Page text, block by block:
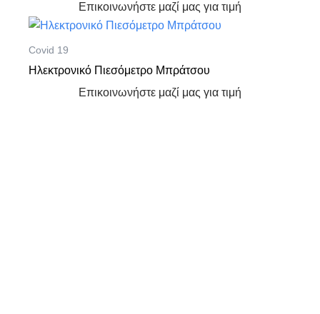
Επικοινωνήστε μαζί μας για τιμή
Covid 19
Ηλεκτρονικό Πιεσόμετρο Μπράτσου
Επικοινωνήστε μαζί μας για τιμή